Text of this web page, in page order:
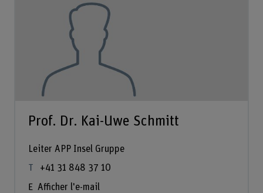
Prof. Dr. Kai-Uwe Schmitt
Leiter APP Insel Gruppe
+41 31 848 37 10
Afficher l'e-mail